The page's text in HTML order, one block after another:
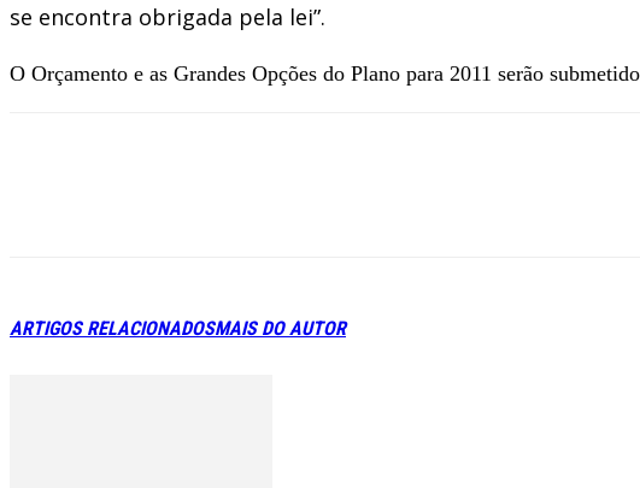
se encontra obrigada pela lei”.
O Orçamento e as Grandes Opções do Plano para 2011 serão
ARTIGOS RELACIONADOSMAIS DO AUTOR